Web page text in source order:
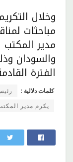
وخلال
مباحثات
مدير المكتب
والسودان
الفترة
كلمات دلالية :
يكرم مدير